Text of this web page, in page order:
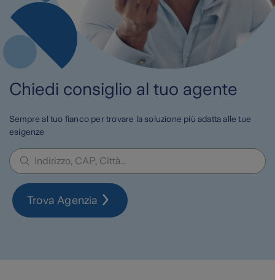
Chiedi consiglio al tuo agente
Sempre al tuo fianco per trovare la soluzione più adatta alle tue
esigenze
Trova Agenzia